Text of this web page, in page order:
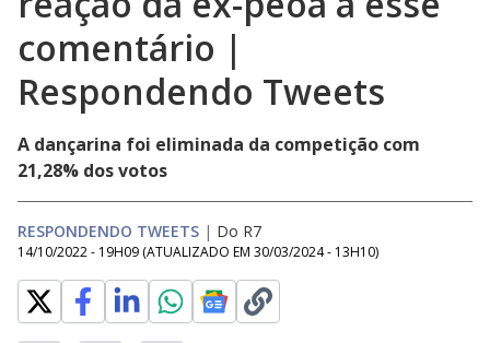
comentário |
Respondendo Tweets
A dançarina foi eliminada da competição com
21,28% dos votos
RESPONDENDO TWEETS | Do R7
14/10/2022 - 19H09 (ATUALIZADO EM 30/03/2024 - 13H10)